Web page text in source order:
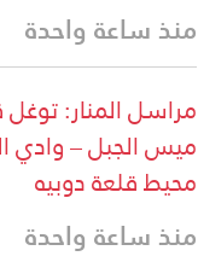
منذ ساعة واحدة
مراسل المنار:
ميس الجبل – وادي
محيط قلعة دوبيه
منذ ساعة واحدة